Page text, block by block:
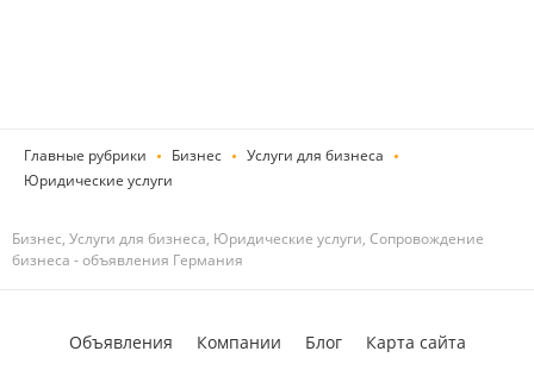
Главные рубрики Бизнес
Услуги для бизнеса
Юридические услуги
Бизнес, Услуги для бизнеса, Юридические услуги, Сопровождение
бизнеса - объявления Германия
Объявления Компании Блог Карта сайта